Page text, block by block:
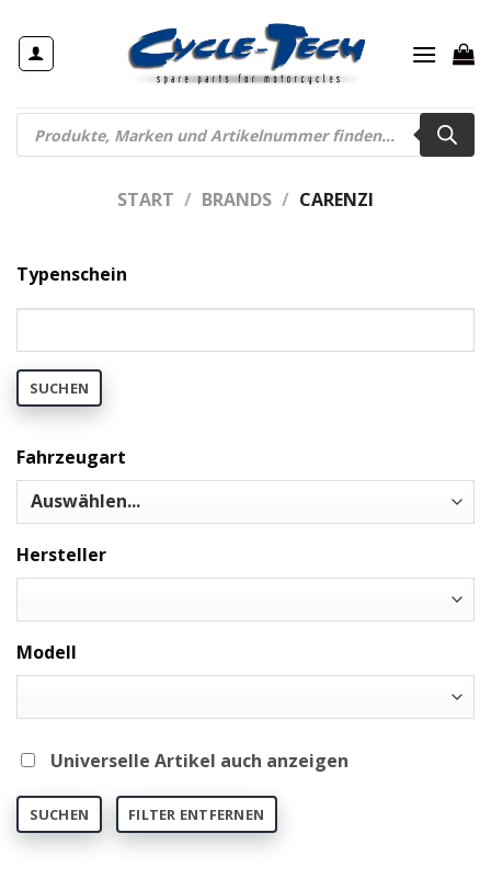
Inhalt
springen
Products
search
START / BRANDS / CARENZI
Typenschein
SUCHEN
Fahrzeugart
Hersteller
Modell
Universelle Artikel auch anzeigen
SUCHEN FILTER ENTFERNEN